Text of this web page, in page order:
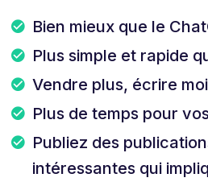
Bien mieux que le
Plus simple et rapide
Vendre plus, écrire
Plus de temps pour
Publiez des
intéressantes qui